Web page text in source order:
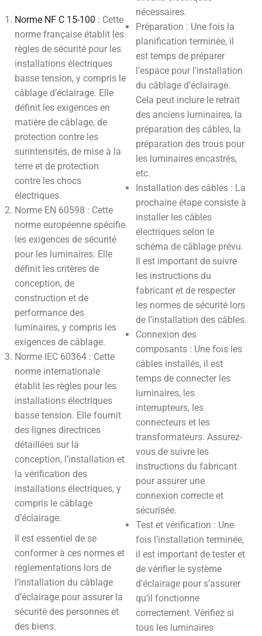
Norme NF C 15-100 : Cette
norme française établit les
règles de sécurité pour les
installations électriques
basse tension, y compris le
câblage d’éclairage. Elle
définit les exigences en
matière de câblage, de
protection contre les
surintensités, de mise à la
terre et de protection
contre les chocs
électriques.
Norme EN 60598 : Cette
norme européenne spécifie
les exigences de sécurité
pour les luminaires. Elle
définit les critères de
conception, de
construction et de
performance des
luminaires, y compris les
exigences de câblage.
Norme IEC 60364 : Cette
norme internationale
établit les règles pour les
installations électriques
basse tension. Elle fournit
des lignes directrices
détaillées sur la
conception, l’installation et
la vérification des
installations électriques, y
compris le câblage
d’éclairage.
Il est essentiel de se
conformer à ces normes et
réglementations lors de
l’installation du câblage
d’éclairage pour assurer la
sécurité des personnes et
des biens.
nécessaires.
Préparation : Une fois la
planification terminée, il
est temps de préparer
l’espace pour l’installation
du câblage d’éclairage.
Cela peut inclure le retrait
des anciens luminaires, la
préparation des câbles, la
préparation des trous pour
les luminaires encastrés,
etc.
Installation des câbles : La
prochaine étape consiste à
installer les câbles
électriques selon le
schéma de câblage prévu.
Il est important de suivre
les instructions du
fabricant et de respecter
les normes de sécurité lors
de l’installation des câbles.
Connexion des
composants : Une fois les
câbles installés, il est
temps de connecter les
luminaires, les
interrupteurs, les
connecteurs et les
transformateurs. Assurez-
vous de suivre les
instructions du fabricant
pour assurer une
connexion correcte et
sécurisée.
Test et vérification : Une
fois l’installation terminée,
il est important de tester et
de vérifier le système
d’éclairage pour s’assurer
qu’il fonctionne
correctement. Vérifiez si
tous les luminaires